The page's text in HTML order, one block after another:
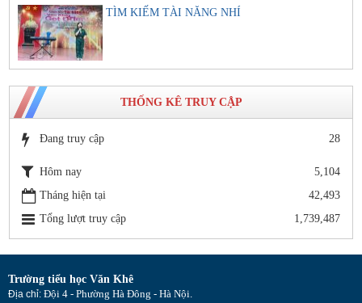
TÌM KIẾM TÀI NĂNG NHÍ
THỐNG KÊ TRUY CẬP
Đang truy cập 28
Hôm nay
5,104
Tháng hiện tại
42,493
Tổng lượt truy cập
1,739,487
Trường tiểu học Văn Khê
Địa chỉ: Đội 4 - Phường Hà Đông - Hà Nội.